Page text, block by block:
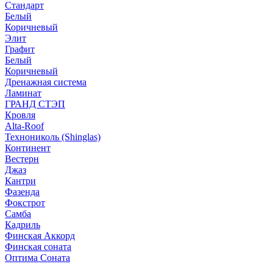
Стандарт
Белый
Коричневый
Элит
Графит
Белый
Коричневый
Дренажная система
Ламинат
ГРАНД СТЭП
Кровля
Alta-Roof
Технониколь (Shinglas)
Континент
Вестерн
Джаз
Кантри
Фазенда
Фокстрот
Самба
Кадриль
Финская Аккорд
Финская соната
Оптима Соната